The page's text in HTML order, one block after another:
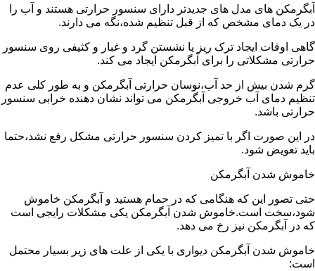
آبگرمکن های مدل های جدیدتر دارای سنسور حرارتی هستند و آب را
در یک دمای مشخص که از قبل تنظیم شده،نگه می دارند.
گاهی اوقات ایجاد ترک ریز یا نشستن گرد و غبار و کثیفی روی سنسور
حرارتی مشکلاتی را برای آبگرمکن ایجاد می کند.
گرم شدن بیش از حد آب،نوسان حرارتی آبگرمکن و به طور کلی عدم
تنظیم دمای آب خروجی آبگرمکن می تواند نشان دهنده خرابی سنسور
حرارتی باشد.
در این صورت اگر با تمیز کردن سنسور حرارتی مشکل رفع نشد،حتما
باید تعویض شود.
خاموش شدن آبگرمکن
حتی تصور این که هنگامی که در حمام هستید و آبگرمکن خاموش
شود،سخت است.خاموش شدن آبگرمکن یکی مشکلات رایجی است
که در آبگرمکن نیز رخ می دهد.
خاموش شدن آبگرمکن دیواری با یکی از علت های زیر بسیار محتمل
است: